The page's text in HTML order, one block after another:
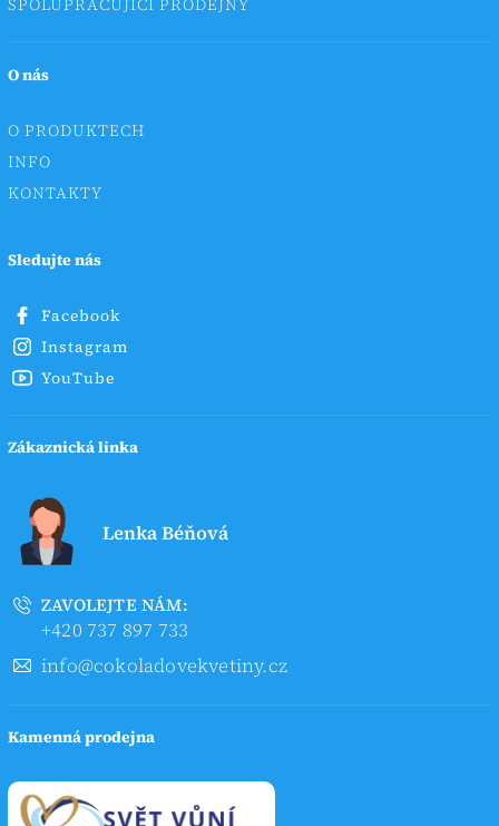
SPOLUPRACUJÍCÍ PRODEJNY
O nás
O PRODUKTECH
INFO
KONTAKTY
Sledujte nás
Facebook
Instagram
YouTube
Zákaznická linka
Lenka Béňová
ZAVOLEJTE NÁM:
+420 737 897 733
info@cokoladovekvetiny.cz
Kamenná prodejna